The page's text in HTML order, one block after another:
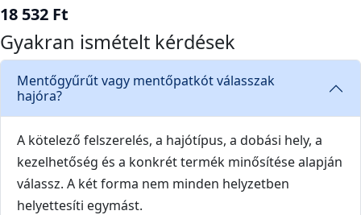
18 532 Ft
Gyakran ismételt kérdések
Mentőgyűrűt vagy mentőpatkót válasszak
hajóra?
A kötelező felszerelés, a hajótípus, a dobási hely, a
kezelhetőség és a konkrét termék minősítése alapján
válassz. A két forma nem minden helyzetben
helyettesíti egymást.